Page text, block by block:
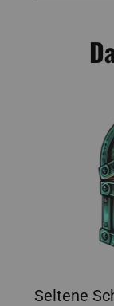
Seltene